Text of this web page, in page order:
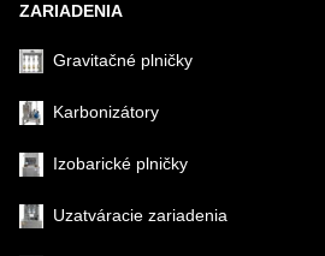
ZARIADENIA
Gravitačné plničky
Karbonizátory
Izobarické plničky
Uzatváracie zariadenia